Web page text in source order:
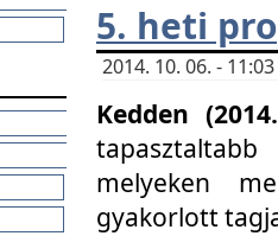
5. heti
2014. 10. 06. -
Kedden
melyeken
gyakorlott